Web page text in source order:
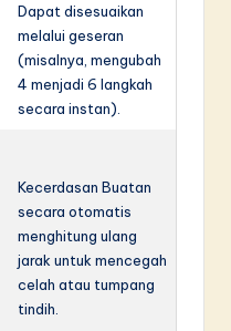
Dapat disesuaikan
melalui geseran
(misalnya, mengubah
4 menjadi 6 langkah
secara instan).
Kecerdasan Buatan
secara otomatis
menghitung ulang
jarak untuk mencegah
celah atau tumpang
tindih.